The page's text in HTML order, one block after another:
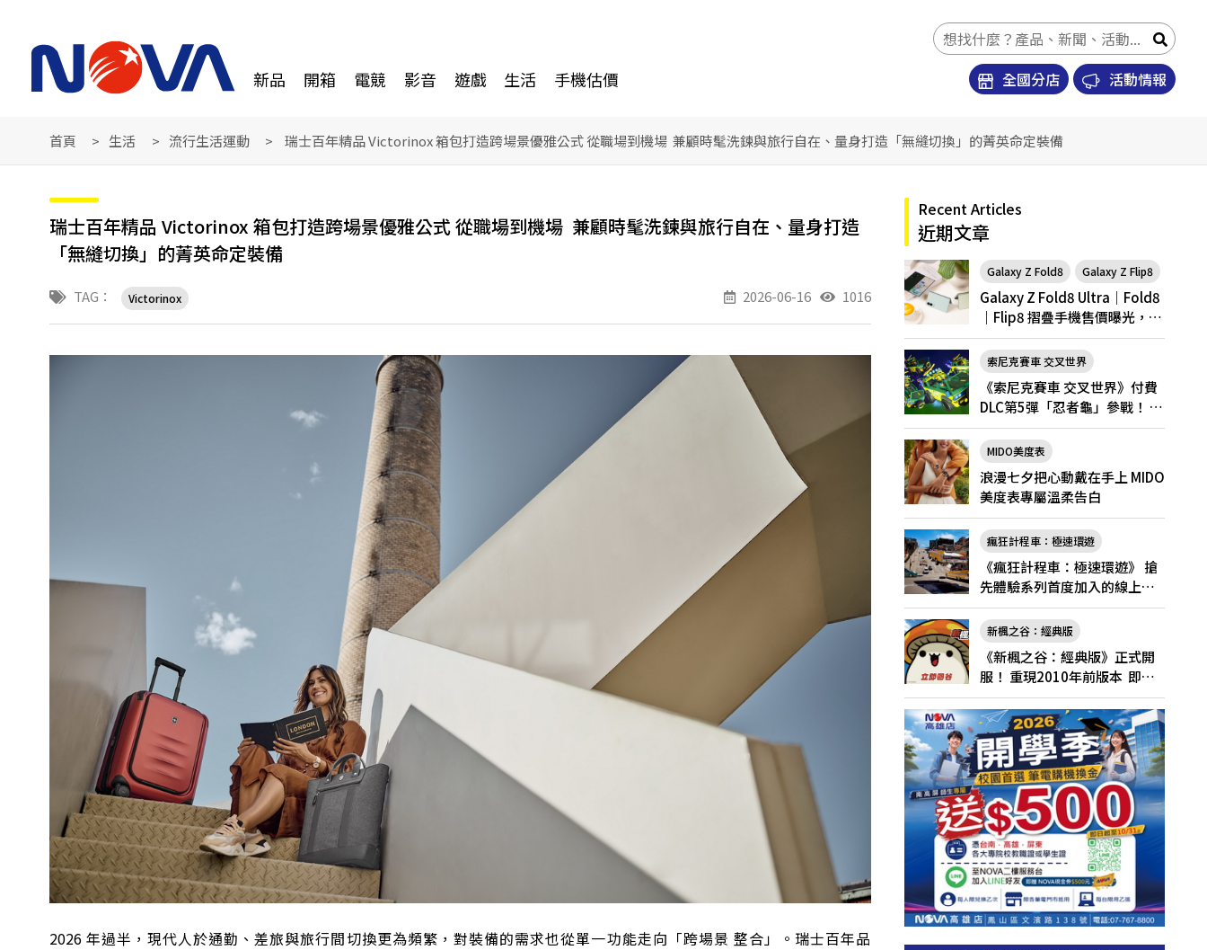
新品 開箱 電競 影音 遊戲 生活 手機估價 活動情報
全國分店
首頁 生活 流行生活運動 瑞士百年精品 Victorinox 箱包打造跨場景優雅公式 從職場到機場 兼顧時髦洗鍊與旅行自在、量身打造「無縫切換」的菁英命定裝備
瑞士百年精品 Victorinox 箱包打造跨場景優雅公式 從職場到機場 兼顧時髦洗鍊與旅行自在、量身打造
「無縫切換」的菁英命定裝備
TAG： Victorinox 2026-06-16 1016
2026 年過半，現代人於通勤、差旅與旅行間切換更為頻繁，對裝備的需求也從單一功能走向「跨場景 整合」。瑞士百年品
Recent Articles
近期文章
Galaxy Z Fold8 Galaxy Z Flip8
Galaxy Z Fold8 Ultra｜Fold8
｜Flip8 摺疊手機售價曝光，開
放預購
索尼克賽車 交叉世界
《索尼克賽車 交叉世界》付費
DLC第5彈「忍者龜」參戰！ 7
月31日（五）起將舉辦「忍者
龜祭典」
MIDO美度表
浪漫七夕把心動戴在手上 MIDO
美度表專屬溫柔告白
瘋狂計程車：極速環遊
《瘋狂計程車：極速環遊》 搶
先體驗系列首度加入的線上多
人遊玩！
新楓之谷：經典版
《新楓之谷：經典版》正式開
服！ 重現2010年前版本 即日
起登入領好禮